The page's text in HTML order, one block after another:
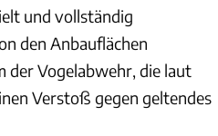
und vollständig
den Anbauflächen
der Vogelabwehr, die laut
Verstoß gegen geltendes